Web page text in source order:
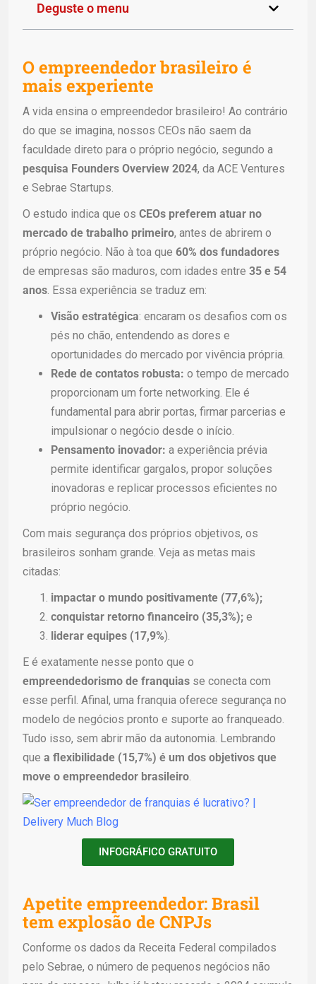
Deguste o menu
O empreendedor brasileiro é
mais experiente
A vida ensina o empreendedor brasileiro! Ao contrário
do que se imagina, nossos CEOs não saem da
faculdade direto para o próprio negócio, segundo a
pesquisa Founders Overview 2024, da ACE Ventures
e Sebrae Startups.
O estudo indica que os CEOs preferem atuar no
mercado de trabalho primeiro, antes de abrirem o
próprio negócio. Não à toa que 60% dos fundadores
de empresas são maduros, com idades entre 35 e 54
anos. Essa experiência se traduz em:
Visão estratégica: encaram os desafios com os
pés no chão, entendendo as dores e
oportunidades do mercado por vivência própria.
Rede de contatos robusta: o tempo de mercado
proporcionam um forte networking. Ele é
fundamental para abrir portas, firmar parcerias e
impulsionar o negócio desde o início.
Pensamento inovador: a experiência prévia
permite identificar gargalos, propor soluções
inovadoras e replicar processos eficientes no
próprio negócio.
Com mais segurança dos próprios objetivos, os
brasileiros sonham grande. Veja as metas mais
citadas:
impactar o mundo positivamente (77,6%);
conquistar retorno financeiro (35,3%); e
liderar equipes (17,9%).
E é exatamente nesse ponto que o
empreendedorismo de franquias se conecta com
esse perfil. Afinal, uma franquia oferece segurança no
modelo de negócios pronto e suporte ao franqueado.
Tudo isso, sem abrir mão da autonomia. Lembrando
que a flexibilidade (15,7%) é um dos objetivos que
move o empreendedor brasileiro.
INFOGRÁFICO GRATUITO
Apetite empreendedor: Brasil
tem explosão de CNPJs
Conforme os dados da Receita Federal compilados
pelo Sebrae, o número de pequenos negócios não